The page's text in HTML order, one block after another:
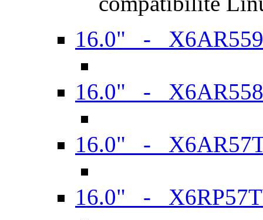
16.0" -
16.0" -
16.0" -
16.0" -